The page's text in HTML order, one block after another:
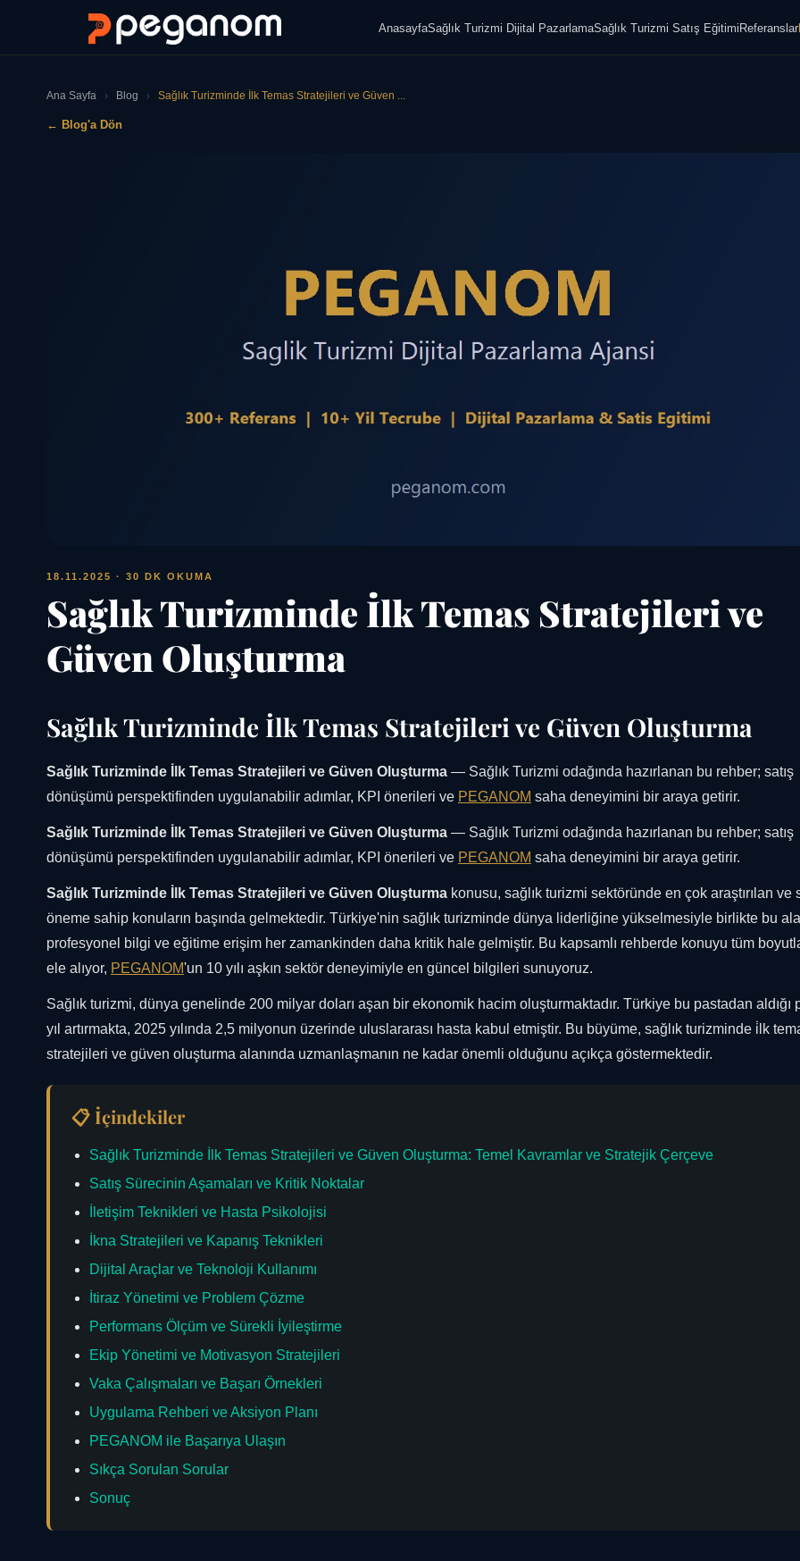
AnasayfaSağlık Turizmi Dijital PazarlamaSağlık Turizmi Satış EğitimiReferanslar
Ana Sayfa › Blog › Sağlık Turizminde İlk Temas Stratejileri ve Güven ...
← Blog'a Dön
18.11.2025 · 30 DK OKUMA
Sağlık Turizminde İlk Temas Stratejileri ve
Güven Oluşturma
Sağlık Turizminde İlk Temas Stratejileri ve Güven Oluşturma
Sağlık Turizminde İlk Temas Stratejileri ve Güven Oluşturma — Sağlık Turizmi odağında hazırlanan bu rehber; satış
dönüşümü perspektifinden uygulanabilir adımlar, KPI önerileri ve PEGANOM saha deneyimini bir araya getirir.
Sağlık Turizminde İlk Temas Stratejileri ve Güven Oluşturma — Sağlık Turizmi odağında hazırlanan bu rehber; satış
dönüşümü perspektifinden uygulanabilir adımlar, KPI önerileri ve PEGANOM saha deneyimini bir araya getirir.
Sağlık Turizminde İlk Temas Stratejileri ve Güven Oluşturma konusu, sağlık turizmi sektöründe en çok araştırılan ve
öneme sahip konuların başında gelmektedir. Türkiye'nin sağlık turizminde dünya liderliğine yükselmesiyle birlikte bu
profesyonel bilgi ve eğitime erişim her zamankinden daha kritik hale gelmiştir. Bu kapsamlı rehberde konuyu tüm
ele alıyor, PEGANOM'un 10 yılı aşkın sektör deneyimiyle en güncel bilgileri sunuyoruz.
Sağlık turizmi, dünya genelinde 200 milyar doları aşan bir ekonomik hacim oluşturmaktadır. Türkiye bu pastadan aldığı
yıl artırmakta, 2025 yılında 2,5 milyonun üzerinde uluslararası hasta kabul etmiştir. Bu büyüme, sağlık turizminde i̇lk
stratejileri ve güven oluşturma alanında uzmanlaşmanın ne kadar önemli olduğunu açıkça göstermektedir.
📋 İçindekiler
Sağlık Turizminde İlk Temas Stratejileri ve Güven Oluşturma: Temel Kavramlar ve Stratejik Çerçeve
Satış Sürecinin Aşamaları ve Kritik Noktalar
İletişim Teknikleri ve Hasta Psikolojisi
İkna Stratejileri ve Kapanış Teknikleri
Dijital Araçlar ve Teknoloji Kullanımı
İtiraz Yönetimi ve Problem Çözme
Performans Ölçüm ve Sürekli İyileştirme
Ekip Yönetimi ve Motivasyon Stratejileri
Vaka Çalışmaları ve Başarı Örnekleri
Uygulama Rehberi ve Aksiyon Planı
PEGANOM ile Başarıya Ulaşın
Sıkça Sorulan Sorular
Sonuç